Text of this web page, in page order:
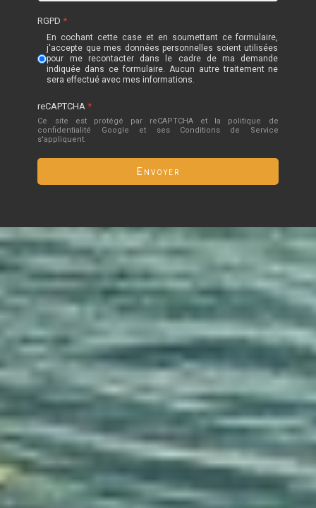
RGPD*
En cochant cette case et en soumettant ce formulaire,
j'accepte que mes données personnelles soient utilisées
pour me recontacter dans le cadre de ma demande
indiquée dans ce formulaire. Aucun autre traitement ne
sera effectué avec mes informations.
reCAPTCHA*
Ce site est protégé par reCAPTCHA et la politique de
confidentialité Google et
ses Conditions de Service
s'appliquent.
Envoyer